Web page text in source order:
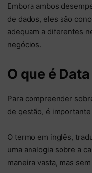
Embora ambos
de dados, eles são
adequam a diferentes
negócios.
O que é
Para compreender
de gestão, é importante
O termo em inglês,
uma analogia sobre a
maneira vasta, mas